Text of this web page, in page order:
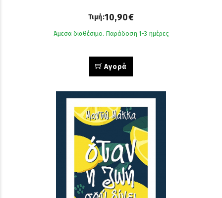
Τιμή:10,90€
Άμεσα διαθέσιμο. Παράδοση 1-3 ημέρες
Αγορά